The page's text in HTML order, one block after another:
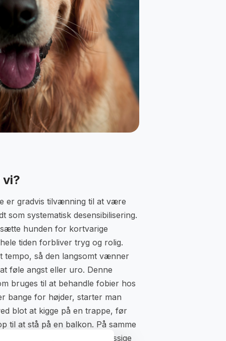
er gradvis tilvænning til at være
som systematisk desensibilisering.
hunden for kortvarige
tiden forbliver tryg og rolig.
tempo, så den langsomt vænner
føle angst eller uro. Denne
bruges til at behandle fobier hos
bange for højder, starter man
blot at kigge på en trappe, før
til at stå på en balkon. På samme
at ændre sin følelsesmæssige